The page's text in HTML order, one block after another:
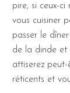
pire, si ceux-
vous cuisiner
passer le
de la dinde et
attiserez
réticents et